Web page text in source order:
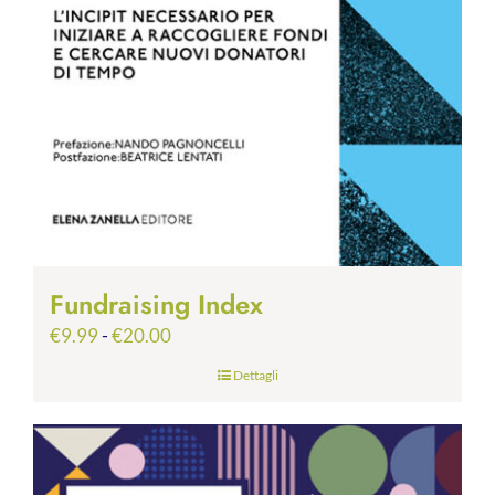
Fundraising Index
€9.99-€20.00Fascia
prezzo:
€9.99
a
Dettagli